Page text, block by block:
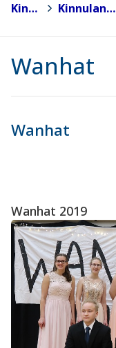
Kinnula > Kinnulan lukio
Wanhat
Wanhat
Wanhat 2019